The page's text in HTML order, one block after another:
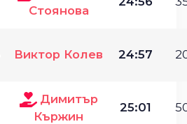
Стоянова
Виктор Колев 24:57
Димитър
Кържин
25:01